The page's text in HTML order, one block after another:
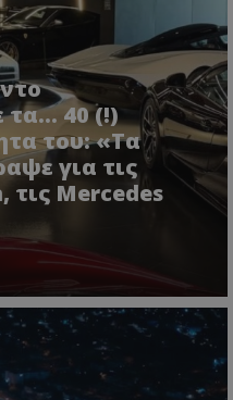
40 (!)
του: «Τα
για τις
τις Mercedes